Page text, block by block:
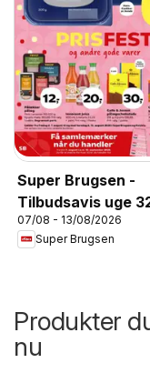
Super Brugsen -
Tilbudsavis uge
07/08 - 13/08/2026
Super Brugsen
Produkter
nu